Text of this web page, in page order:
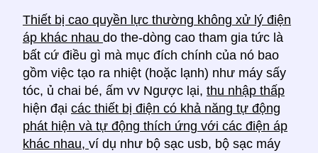
Thiết bị cao quyền lực thường không xử lý điện
áp khác nhau do the-dòng cao tham gia tức là
bất cứ điều gì mà mục đích chính của nó bao
gồm việc tạo ra nhiệt (hoặc lạnh) như máy sấy
tóc, ủ chai bé, ấm vv Ngược lại, thu nhập thấp
hiện đại các thiết bị điện có khả năng tự động
phát hiện và tự động thích ứng với các điện áp
khác nhau, ví dụ như bộ sạc usb, bộ sạc máy